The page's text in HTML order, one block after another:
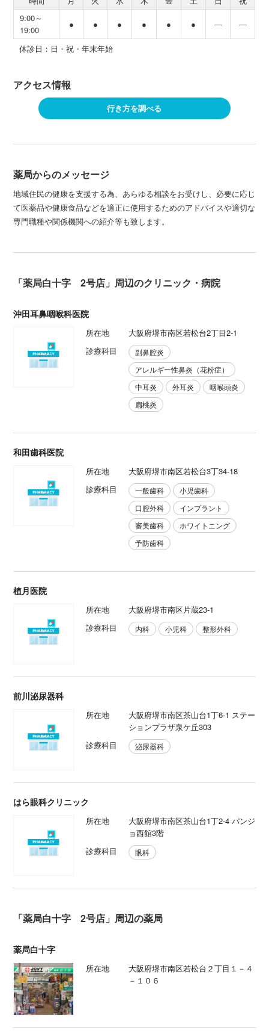
9:00～
19:00
● ● ● ● ● ● ― ―
休診日：日・祝・年末年始
アクセス情報
行き方を調べる
薬局からのメッセージ
地域住民の健康を支援する為、あらゆる相談をお受けし、必要に応じ
て医薬品や健康食品などを適正に使用するためのアドバイスや適切な
専門職種や関係機関への紹介等も致します。
「薬局白十字 2号店」周辺のクリニック・病院
沖田耳鼻咽喉科医院
所在地
大阪府堺市南区若松台2丁目2-1
診療科目
副鼻腔炎
アレルギー性鼻炎（花粉症）
中耳炎
外耳炎
咽喉頭炎
扁桃炎
和田歯科医院
所在地
大阪府堺市南区若松台3丁34-18
診療科目
一般歯科
小児歯科
口腔外科
インプラント
審美歯科
ホワイトニング
予防歯科
植月医院
所在地
大阪府堺市南区片蔵23-1
診療科目
内科 小児科 整形外科
前川泌尿器科
所在地
大阪府堺市南区茶山台1丁6-1 ステー
ションプラザ泉ケ丘303
診療科目
泌尿器科
はら眼科クリニック
所在地
大阪府堺市南区茶山台1丁2-4 パンジ
ョ西館3階
診療科目
眼科
「薬局白十字 2号店」周辺の薬局
薬局白十字
所在地
大阪府堺市南区若松台２丁目１－４
－１０６